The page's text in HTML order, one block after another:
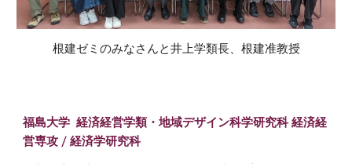
根建ゼミのみなさんと井上学類長、根建准教授
福島大学 経済経営学類・地域デザイン科学研究科 経済経
営専攻 / 経済学研究科